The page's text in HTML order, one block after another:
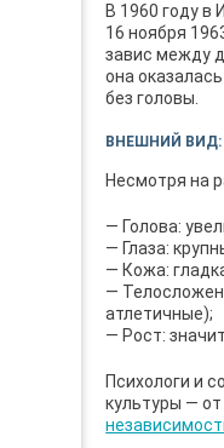
В 1960 году в
16 ноября
завис между
она
без головы.
ВНЕШНИЙ
Несмотря на
— Голова:
— Глаза:
— Кожа:
—
атлетичные);
— Рост:
Психологи и
культуры —